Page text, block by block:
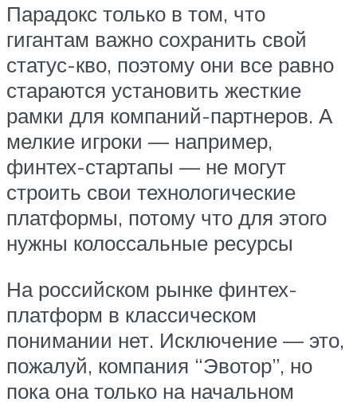
Парадокс только в том, что
гигантам важно сохранить свой
статус-кво, поэтому они все равно
стараются установить жесткие
рамки для компаний-партнеров. А
мелкие игроки — например,
финтех-стартапы — не могут
строить свои технологические
платформы, потому что для этого
нужны колоссальные ресурсы
На российском рынке финтех-
платформ в классическом
понимании нет. Исключение — это,
пожалуй, компания “Эвотор”, но
пока она только на начальном